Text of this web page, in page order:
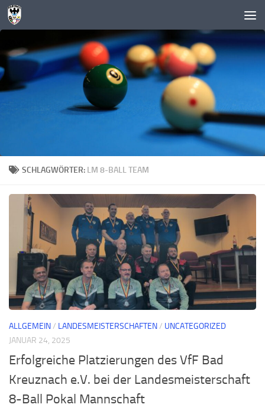
Zum Inhalt springen
SCHLAGWÖRTER: LM 8-BALL TEAM
ALLGEMEIN/ LANDESMEISTERSCHAFTEN/ UNCATEGORIZED
JANUAR 24, 2025
Erfolgreiche Platzierungen des VfF Bad
Kreuznach e.V. bei der Landesmeisterschaft
8-Ball Pokal Mannschaft